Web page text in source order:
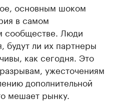
основным шоком
в самом
сообществе. Люди
будут ли их партнеры
как сегодня. Это
ужесточениям
дополнительной
мешает рынку.